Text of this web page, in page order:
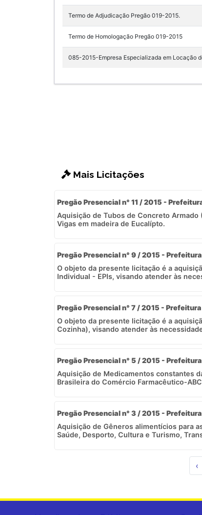
Termo de Adjudicação Pregão 019-2015.
Termo de Homologação Pregão 019-2015
085-2015-Empresa Especializada em Locação
Mais Licitações
Pregão Presencial n° 11 / 2015 -
Aquisição de Tubos de Concreto
Vigas em madeira de Eucalípto.
Pregão Presencial n° 9 / 2015 -
O objeto da presente licitação é a
Individual - EPIs, visando atender às
Pregão Presencial n° 7 / 2015 -
O objeto da presente licitação é a
Cozinha), visando atender às
Pregão Presencial n° 5 / 2015 -
Aquisição de Medicamentos constantes
Brasileira do Comércio Farmacêutico-
Pregão Presencial n° 3 / 2015 -
Aquisição de Gêneros alimentícios para
Saúde, Desporto, Cultura e Turismo,
‹